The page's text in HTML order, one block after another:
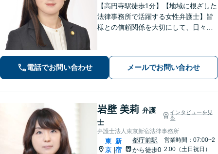
【高円寺駅徒歩1分】【地域に根ざした
法律事務所で活躍する女性弁護士】皆
様との信頼関係を大切にして、日々業
ましたら、お気軽にご相談ください。
電話でお問い合わせ メールでお問い合わせ
岩壁 美莉 弁護
士
インタビューを見
る
弁護士法人東京新宿法律事務所
東
京 |
新
宿
都庁前駅
から徒歩0
営業時間：07:00~2
2:00（土日祝日）